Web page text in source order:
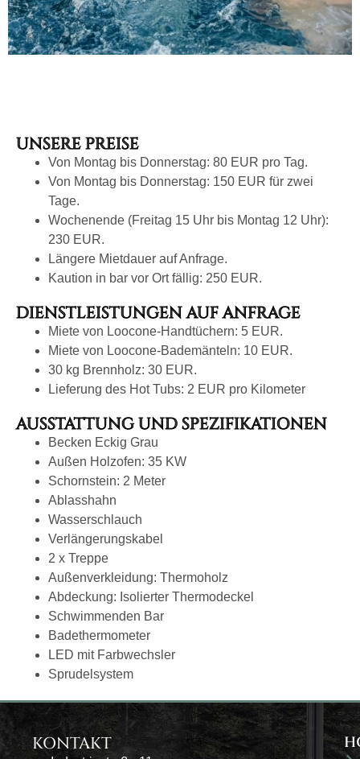
UNSERE PREISE
Von Montag bis Donnerstag: 80 EUR pro Tag.
Von Montag bis Donnerstag: 150 EUR für zwei
Tage.
Wochenende (Freitag 15 Uhr bis Montag 12 Uhr):
230 EUR.
Längere Mietdauer auf Anfrage.
Kaution in bar vor Ort fällig: 250 EUR.
DIENSTLEISTUNGEN AUF ANFRAGE
Miete von Loocone-Handtüchern: 5 EUR.
Miete von Loocone-Bademänteln: 10 EUR.
30 kg Brennholz: 30 EUR.
Lieferung des Hot Tubs: 2 EUR pro Kilometer
AUSSTATTUNG UND SPEZIFIKATIONEN
Becken Eckig Grau
Außen Holzofen: 35 KW
Schornstein: 2 Meter
Ablasshahn
Wasserschlauch
Verlängerungskabel
2 x Treppe
Außenverkleidung: Thermoholz
Abdeckung: Isolierter Thermodeckel
Schwimmenden Bar
Badethermometer
LED mit Farbwechsler
Sprudelsystem
KONTAKT